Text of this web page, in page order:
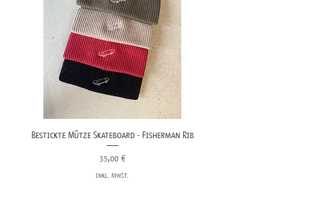
Bestickte Mütze Skateboard - Fisherman Rib
Preis
35,00 €
inkl. MwSt.